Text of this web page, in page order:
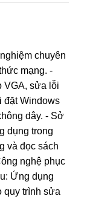
chuyên
mạng. -
VGA, sửa lỗi
đặt Windows
dây. - Sở
dụng trong
và đọc sách
nghệ phục
Ứng dụng
quy trình sửa